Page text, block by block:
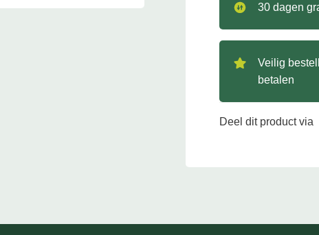
30 dagen
Veilig
betalen
Deel dit product via